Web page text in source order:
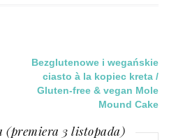
Bezglutenowe i wegańskie
ciasto à la kopiec kreta /
Gluten-free & vegan Mole
Mound Cake
(premiera 3 listopada)